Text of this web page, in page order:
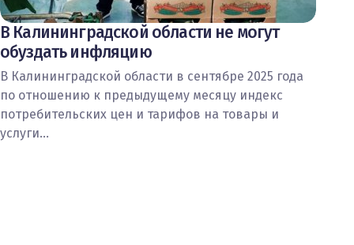
В Калининградской области не могут
обуздать инфляцию
В Калининградской области в сентябре 2025 года
по отношению к предыдущему месяцу индекс
потребительских цен и тарифов на товары и
услуги…